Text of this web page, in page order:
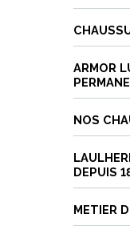
ARMOR
NOS
DEPUIS
METIER